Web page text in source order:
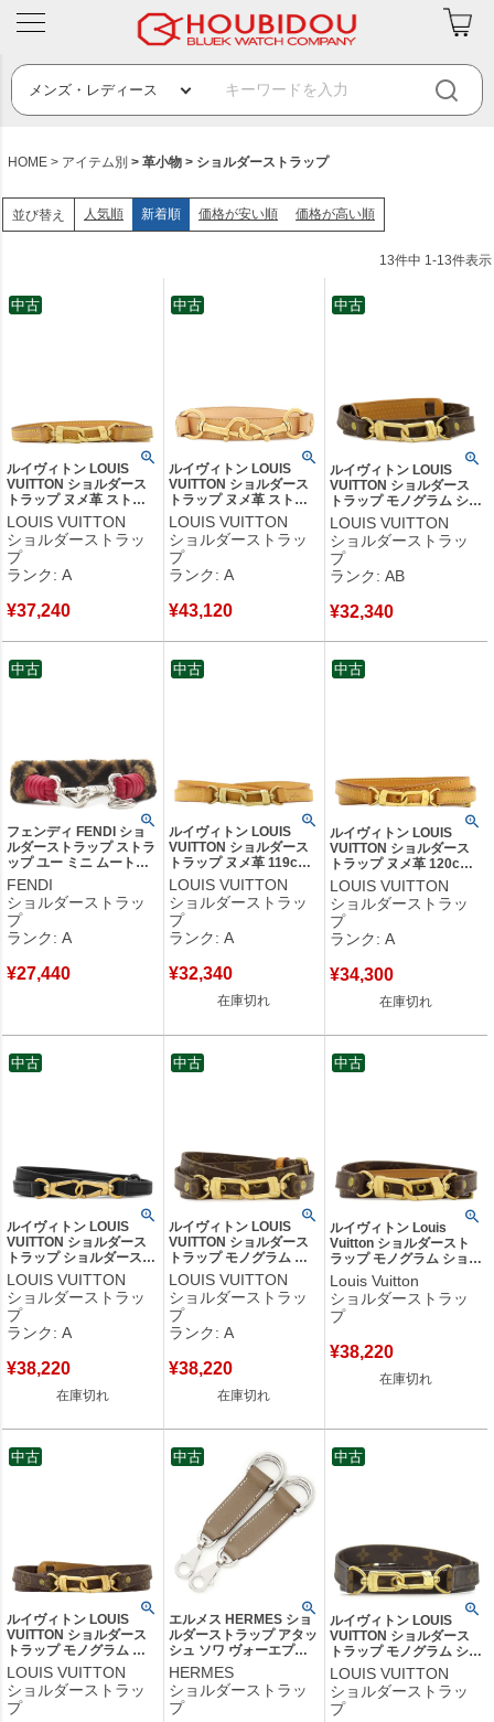
HOME アイテム別 革小物 ショルダーストラップ
並び替え 人気順 新着順 価格が安い順 価格が高い順
13件中 1-13件表示
ルイヴィトン LOUIS
VUITTON ショルダース
トラップ ヌメ革 ストラ
ップ 122cm ヌメ革 ベー
ジュ ゴールド金具 バッ
グ用ストラップ 替えショ
LOUIS VUITTON
ショルダーストラッ
プ
ランク: A
¥37,240
中古
ルイヴィトン LOUIS
VUITTON ショルダース
トラップ ヌメ革 ストラ
ップ 99.5cm ヌメ革 ナチ
ュラル ゴールド金具 バ
ッグ用ストラップ ショル
ダー 調節可能 【中古】
中古美品
LOUIS VUITTON
ショルダーストラッ
プ
ランク: A
¥43,120
中古
ルイヴィトン LOUIS
VUITTON ショルダース
トラップ モノグラム ショ
ルダーストラップ モノグ
ラムキャンバス モノグラ
ム ゴールド金具 茶 約
LOUIS VUITTON
ショルダーストラッ
プ
ランク: AB
¥32,340
中古
フェンディ FENDI ショ
ルダーストラップ ストラ
ップ ユー ミニ ムートン
レザー ブラウン×レッド
シルバー金具 茶 赤 ズッ
カ FF柄 ミニストラップ
【中古】中古美品
FENDI
ショルダーストラッ
プ
ランク: A
¥27,440
中古
ルイヴィトン LOUIS
VUITTON ショルダース
トラップ ヌメ革 119cm
ヌメ革 ベージュ ゴール
ド金具 レザー 替えショ
ルダーストラップ 【中
古】中古美品
LOUIS VUITTON
ショルダーストラッ
プ
ランク: A
¥32,340
在庫切れ
中古
ルイヴィトン LOUIS
VUITTON ショルダース
トラップ ヌメ革 120cm
ヌメ革 ベージュ ゴールド
金具 レザー 【中古】中古
美品
LOUIS VUITTON
ショルダーストラッ
プ
ランク: A
¥34,300
在庫切れ
中古
ルイヴィトン LOUIS
VUITTON ショルダース
トラップ ショルダースト
ラップ レザー ブラック
ゴールド金具 黒 約
114cm 【中古】中古美品
LOUIS VUITTON
ショルダーストラッ
プ
ランク: A
¥38,220
在庫切れ
中古
ルイヴィトン LOUIS
VUITTON ショルダース
トラップ モノグラム シ
ョルダーストラップ モノ
グラムキャンバス モノグ
ラム ゴールド金具 茶 約
LOUIS VUITTON
ショルダーストラッ
プ
ランク: A
¥38,220
在庫切れ
中古
ルイヴィトン Louis
Vuitton ショルダースト
ラップ モノグラム ショル
ダーストラップ モノグラ
ムキャンバス モノグラム
ゴールド金具 茶 約
Louis Vuitton
ショルダーストラッ
プ
¥38,220
在庫切れ
中古
ルイヴィトン LOUIS
VUITTON ショルダース
トラップ モノグラム シ
ョルダーストラップ モノ
グラムキャンバス モノグ
ラム ゴールド金具 茶 約
LOUIS VUITTON
ショルダーストラッ
プ
中古
エルメス HERMES ショ
ルダーストラップ アタッ
シュ ソワ ヴォーエプソ
ン エトゥープ シルバー
金具 グレージュ バッグ
アクセサリー Y 【箱】
【中古】
HERMES
ショルダーストラッ
プ
中古
ルイヴィトン LOUIS
VUITTON ショルダース
トラップ モノグラム ショ
ルダーストラップ モノグ
ラムキャンバス モノグラ
ム ゴールド金具 茶 約
LOUIS VUITTON
ショルダーストラッ
プ
中古